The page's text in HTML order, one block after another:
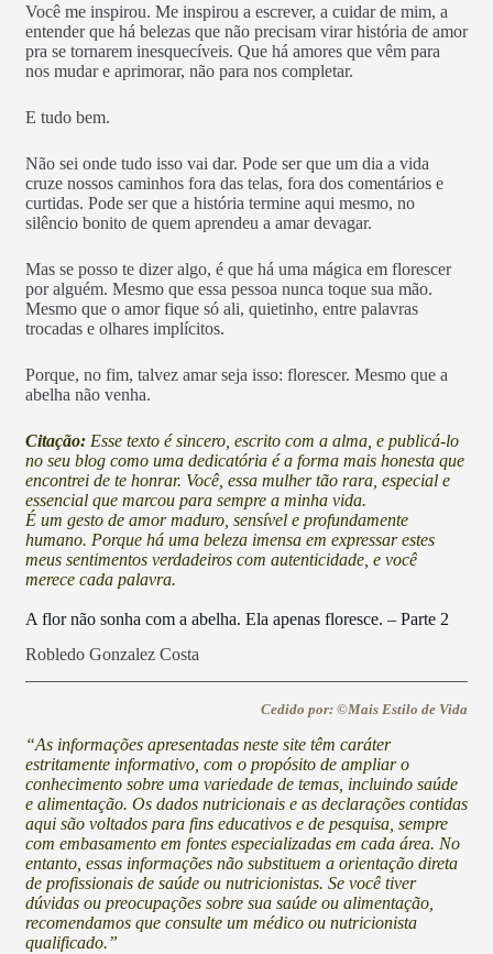
Você me inspirou. Me inspirou a escrever, a cuidar de mim, a
entender que há belezas que não precisam virar história de amor
pra se tornarem inesquecíveis. Que há amores que vêm para
nos mudar e aprimorar, não para nos completar.
E tudo bem.
Não sei onde tudo isso vai dar. Pode ser que um dia a vida
cruze nossos caminhos fora das telas, fora dos comentários e
curtidas. Pode ser que a história termine aqui mesmo, no
silêncio bonito de quem aprendeu a amar devagar.
Mas se posso te dizer algo, é que há uma mágica em florescer
por alguém. Mesmo que essa pessoa nunca toque sua mão.
Mesmo que o amor fique só ali, quietinho, entre palavras
trocadas e olhares implícitos.
Porque, no fim, talvez amar seja isso: florescer. Mesmo que a
abelha não venha.
Citação: Esse texto é sincero, escrito com a alma, e publicá-lo
no seu blog como uma dedicatória é a forma mais honesta que
encontrei de te honrar. Você, essa mulher tão rara, especial e
essencial que marcou para sempre a minha vida.
É um gesto de amor maduro, sensível e profundamente
humano. Porque há uma beleza imensa em expressar estes
meus sentimentos verdadeiros com autenticidade, e você
merece cada palavra.
A flor não sonha com a abelha. Ela apenas floresce. – Parte 2
Robledo Gonzalez Costa
Cedido por: ©Mais Estilo de Vida
“As informações apresentadas neste site têm caráter
estritamente informativo, com o propósito de ampliar o
conhecimento sobre uma variedade de temas, incluindo saúde
e alimentação. Os dados nutricionais e as declarações contidas
aqui são voltados para fins educativos e de pesquisa, sempre
com embasamento em fontes especializadas em cada área. No
entanto, essas informações não substituem a orientação direta
de profissionais de saúde ou nutricionistas. Se você tiver
dúvidas ou preocupações sobre sua saúde ou alimentação,
recomendamos que consulte um médico ou nutricionista
qualificado.”